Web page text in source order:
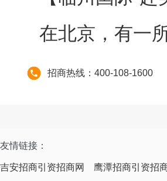
在北京，有一
招商热线：400-108-1600
友情链接：
吉安招商引资招商网 鹰潭招商引资招